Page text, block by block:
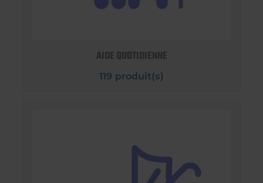
AIDE QUOTIDIENNE
119 produit(s)